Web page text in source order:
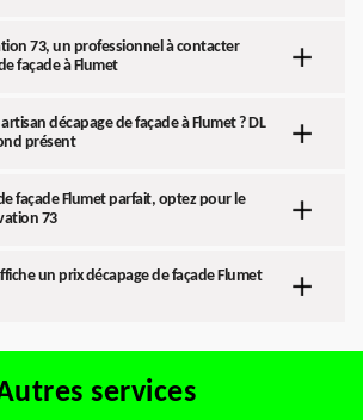
73, un professionnel à contacter
façade à Flumet
décapage de façade à Flumet ? DL
présent
façade Flumet parfait, optez pour le
73
un prix décapage de façade Flumet
services